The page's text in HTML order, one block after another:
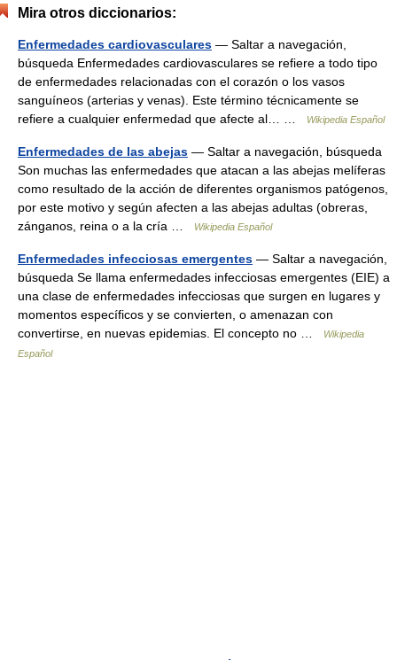
Mira otros diccionarios:
Enfermedades cardiovasculares — Saltar a navegación,
búsqueda Enfermedades cardiovasculares se refiere a todo tipo
de enfermedades relacionadas con el corazón o los vasos
sanguíneos (arterias y venas). Este término técnicamente se
refiere a cualquier enfermedad que afecte al… …
Wikipedia Español
Enfermedades de las abejas — Saltar a navegación, búsqueda
Son muchas las enfermedades que atacan a las abejas melíferas
como resultado de la acción de diferentes organismos patógenos,
por este motivo y según afecten a las abejas adultas (obreras,
zánganos, reina o a la cría …
Wikipedia Español
Enfermedades infecciosas emergentes — Saltar a navegación,
búsqueda Se llama enfermedades infecciosas emergentes (EIE) a
una clase de enfermedades infecciosas que surgen en lugares y
momentos específicos y se convierten, o amenazan con
convertirse, en nuevas epidemias. El concepto no …
Wikipedia
Español